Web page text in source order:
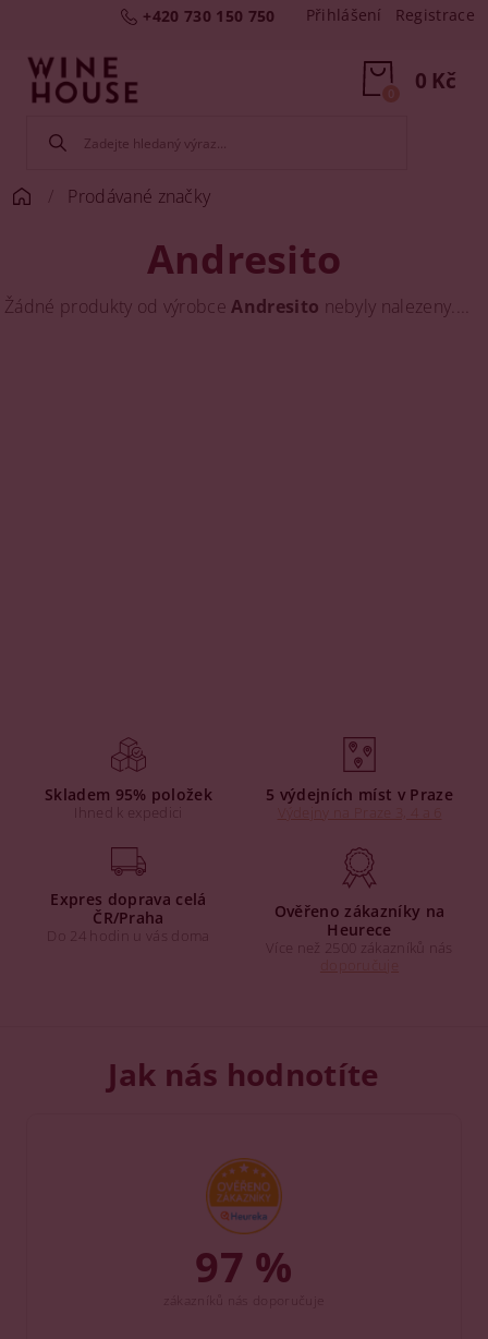
+420 730 150 750 Přihlášení Registrace
0 Kč
0
Prodávané značky
Andresito
Žádné produkty od výrobceAndresito nebyly nalezeny....
Skladem 95% položek
Ihned k expedici
5 výdejních míst v Praze
Expres doprava celá
ČR/Praha
Do 24 hodin u vás doma
Ověřeno zákazníky na
Heurece
Více než 2500 zákazníků nás
Jak nás hodnotíte
97 %